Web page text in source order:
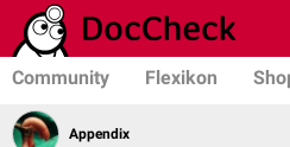
Community Flexikon
Appendix